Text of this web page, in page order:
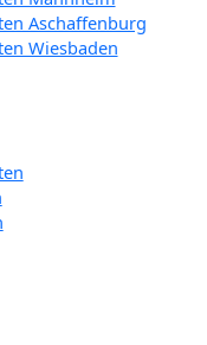
Aschaffenburg
Wiesbaden